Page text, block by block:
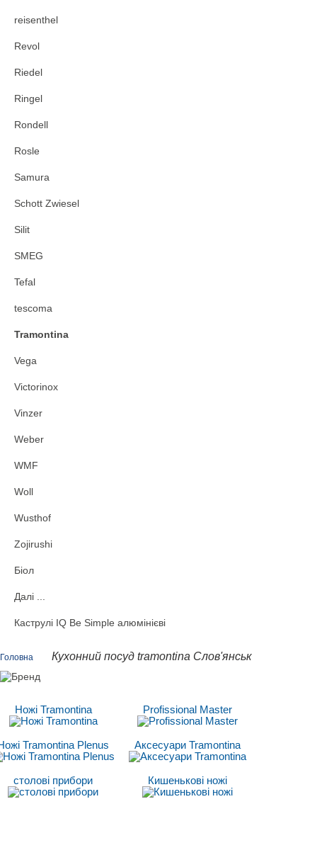
reisenthel
Revol
Riedel
Ringel
Rondell
Rosle
Samura
Schott Zwiesel
Silit
SMEG
Tefal
tescoma
Tramontina
Vega
Victorinox
Vinzer
Weber
WMF
Woll
Wusthof
Zojirushi
Біол
Далі ...
Каструлі IQ Be Simple алюмінієві
Головна Кухонний посуд tramontina Слов'янськ
Ножі Tramontina Profissional Master
Tramontina Plenus Аксесуари Tramontina
столові прибори Кишенькові ножі